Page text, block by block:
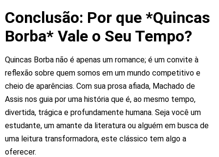
Conclusão: Por que *Quincas
Borba* Vale o Seu Tempo?
Quincas Borba não é apenas um romance; é um convite à
reflexão sobre quem somos em um mundo competitivo e
cheio de aparências. Com sua prosa afiada, Machado de
Assis nos guia por uma história que é, ao mesmo tempo,
divertida, trágica e profundamente humana. Seja você um
estudante, um amante da literatura ou alguém em busca de
uma leitura transformadora, este clássico tem algo a
oferecer.